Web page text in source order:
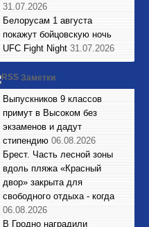
31.07.2026
Белорусам 1 августа
покажут бойцовскую ночь
UFC Fight Night 31.07.2026
Заметки
Выпускников 9 классов
примут в Высоком без
экзаменов и дадут
стипендию 06.08.2026
Брест. Часть лесной зоны
вдоль пляжа «Красный
двор» закрыта для
свободного отдыха - когда
06.08.2026
В Гродно наградили